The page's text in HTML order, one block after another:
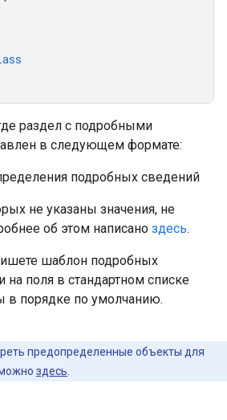
раздел с подробными
в следующем формате:
не указаны значения, не
об этом написано здесь.
шаблон подробных
на поля в стандартном списке
в порядке по умолчанию.
предопределенные объекты для
здесь